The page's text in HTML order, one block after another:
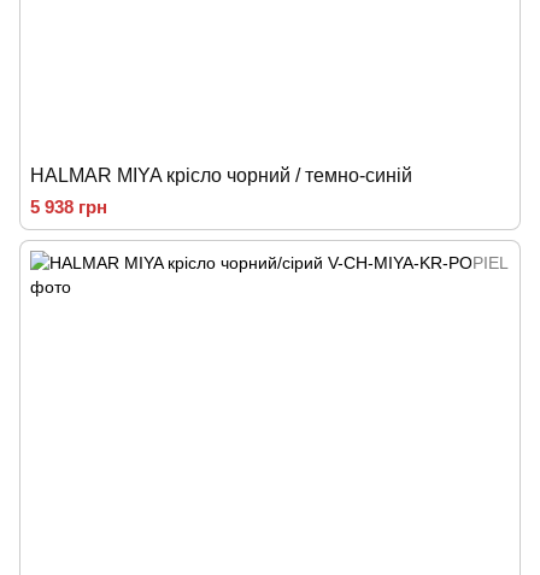
HALMAR MIYA крісло чорний / темно-синій
5 938 грн